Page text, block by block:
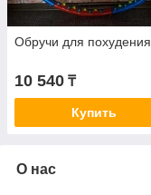
Обручи для похудения
10 540 ₸
Купить
О нас